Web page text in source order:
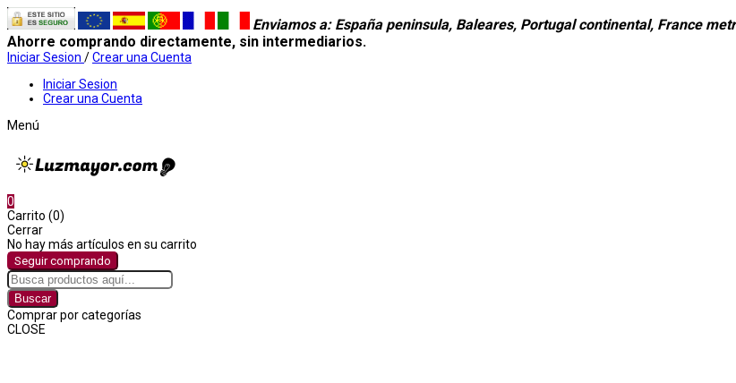
Enviamos a: España peninsula, Baleares, Portugal continental, France
Ahorre comprando directamente, sin intermediarios.
Iniciar Sesion /Crear una Cuenta
Iniciar Sesion
Crear una Cuenta
Menú
0
Carrito (0)
Cerrar
No hay más artículos en su carrito
Seguir comprando
Buscar
Comprar por categorías
CLOSE